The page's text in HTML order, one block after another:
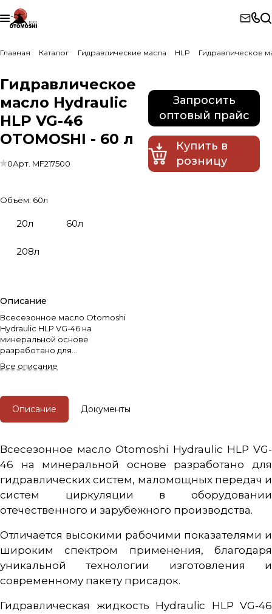
Главная Каталог Гидравлические масла HLP Гидравлическое
Гидравлическое
масло Hydraulic
HLP VG-46
OTOMOSHI - 60 л
0Арт. MF217500
Объём: 60л
20л 60л
208л
Описание
Всесезонное масло Otomoshi
Hydraulic HLP VG-46 на
минеральной основе
разработано для
маломощных передач и систем
отечественного и зарубежного
производства.
Все описание
Запросить
оптовый прайс
Купить в
розницу
Описание Документы
Всесезонное масло Otomoshi Hydraulic HLP VG-
46 на минеральной основе разработано для
гидравлических систем, маломощных передач и
систем циркуляции в оборудовании
отечественного и зарубежного производства.
Отличается высокими рабочими показателями и
широким спектром применения, благодаря
уникальной технологии изготовления и
современному пакету присадок.
Гидравлическая жидкость Hydraulic HLP VG-46